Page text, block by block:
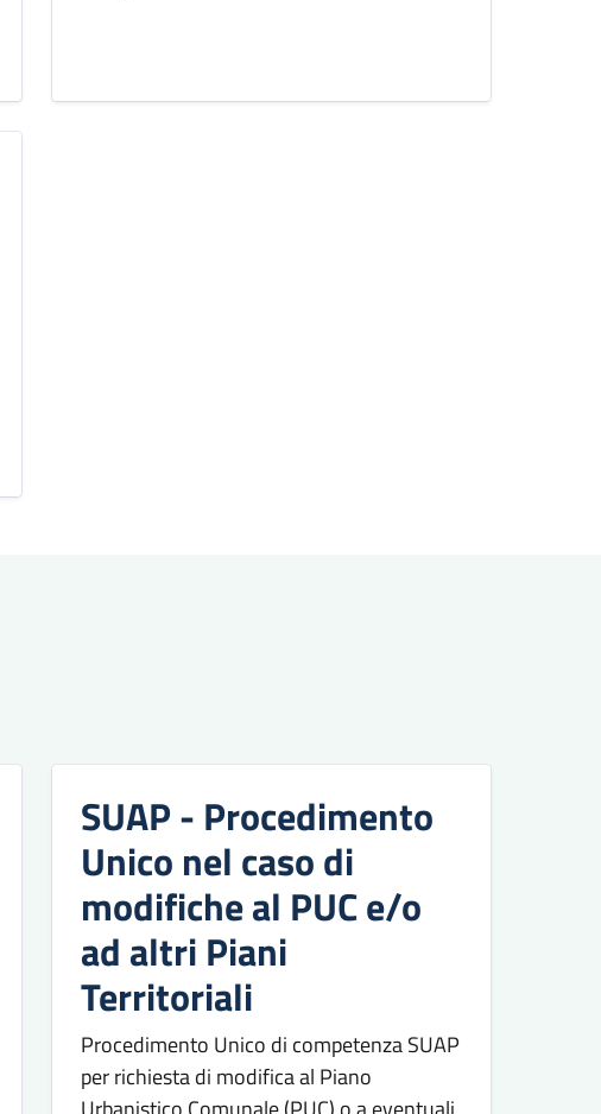
SUAP - Procedimento
Unico nel caso di
modifiche al PUC e/o
ad altri Piani
Territoriali
Procedimento Unico di competenza SUAP
per richiesta di modifica al Piano